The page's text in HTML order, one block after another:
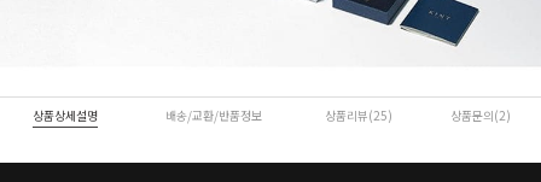
상품상세설명 배송/교환/반품정보 상품리뷰(25) 상품문의(2)